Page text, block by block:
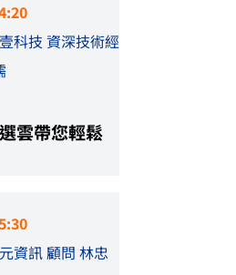
科技 資深技術經
雲帶您輕鬆
資訊 顧問 林忠